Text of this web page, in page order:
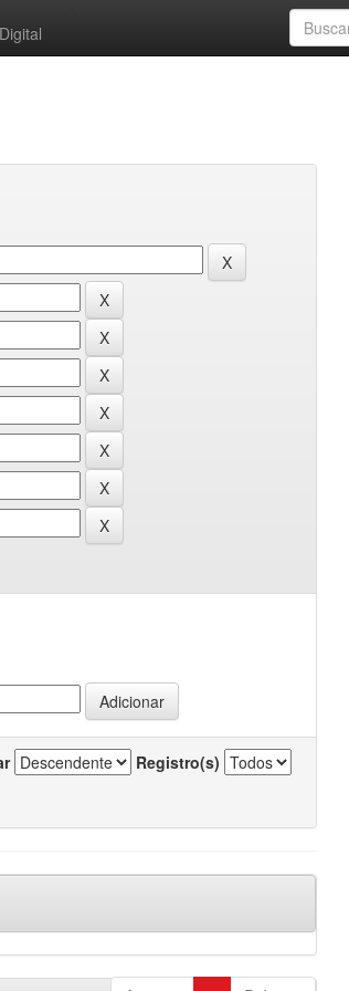
Registro(s)